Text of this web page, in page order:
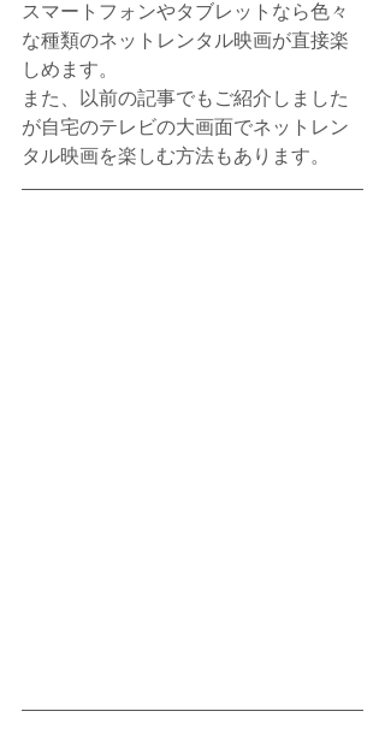
スマートフォンやタブレットなら色々
な種類のネットレンタル映画が直接楽
しめます。
また、以前の記事でもご紹介しました
が自宅のテレビの大画面でネットレン
タル映画を楽しむ方法もあります。